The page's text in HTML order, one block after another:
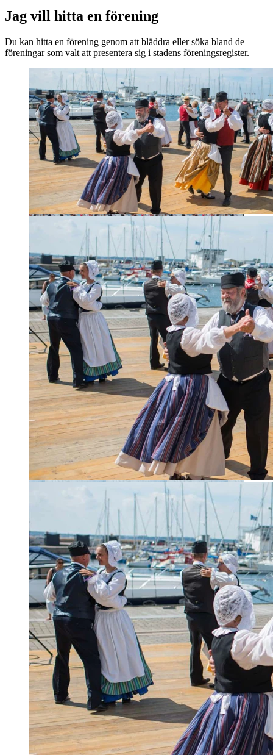
Jag vill hitta en förening
Du kan hitta en förening genom att bläddra eller söka bland de
föreningar som valt att presentera sig i stadens föreningsregister.